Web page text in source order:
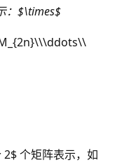
：$\times$
个矩阵表示，如